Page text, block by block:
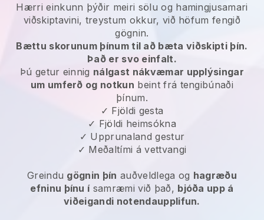
Hærri einkunn þýðir meiri sölu og hamingjusamari
viðskiptavini, treystum okkur, við höfum fengið
gögnin.
Bættu skorunum þínum til að bæta viðskipti þín.
Það er svo einfalt.
Þú getur einnig nálgast nákvæmar upplýsingar
um umferð og notkun beint frá tengibúnaði
þínum.
✓ Fjöldi gesta
✓ Fjöldi heimsókna
✓ Upprunaland gestur
✓ Meðaltími á vettvangi
Greindu gögnin þín auðveldlega og hagræðu
efninu þínu ísamræmi við það, bjóða upp á
viðeigandi notendaupplifun.